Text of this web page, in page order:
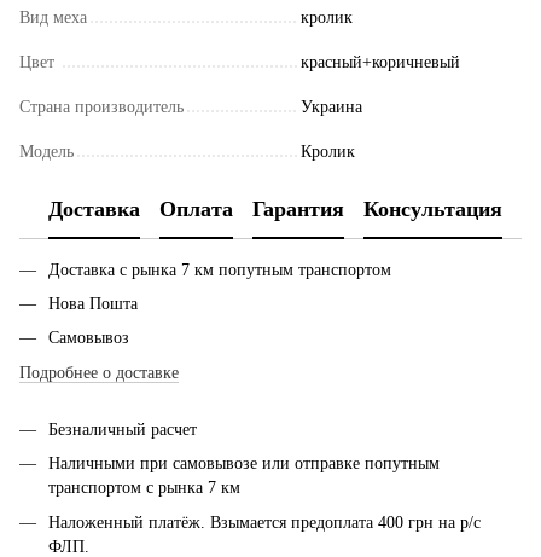
Вид меха кролик
Цвет красный+коричневый
Страна производитель Украина
Модель Кролик
Доставка Оплата Гарантия Консультация
Доставка с рынка 7 км попутным транспортом
Нова Пошта
Самовывоз
Подробнее о доставке
Безналичный расчет
Наличными при самовывозе или отправке попутным
транспортом с рынка 7 км
Наложенный платёж. Взымается предоплата 400 грн на р/с
ФЛП.